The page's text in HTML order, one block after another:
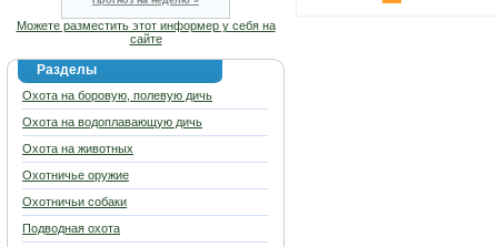
Можете разместить этот информер у себя на
сайте
Разделы
Охота на боровую, полевую дичь
Охота на водоплавающую дичь
Охота на животных
Охотничье оружие
Охотничьи собаки
Подводная охота